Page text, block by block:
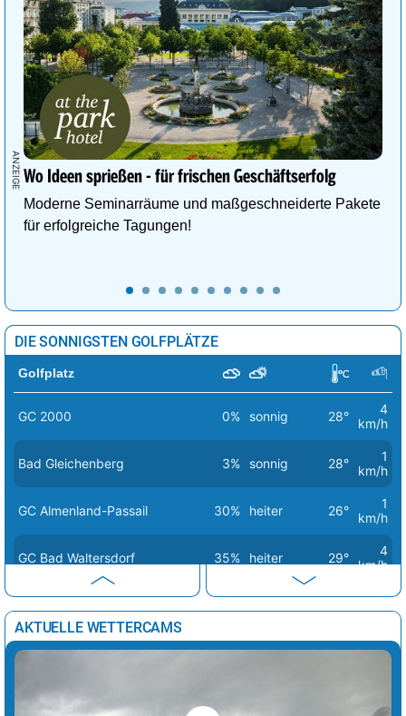
Wo Ideen sprießen - für frischen Geschäftserfolg
Moderne Seminarräume und maßgeschneiderte Pakete
für erfolgreiche Tagungen!
DIE SONNIGSTEN GOLFPLÄTZE
Golfplatz
GC 2000 0% sonnig 28°
4
km/h
Bad Gleichenberg 3% sonnig 28°
1
km/h
GC Almenland-Passail 30% heiter 26°
1
km/h
GC Bad Waltersdorf 35% heiter 29°
4
km/h
5
km/h
GC Gut Freiberg 35% heiter 28°
2
GC Gut Murstätten
km/h
AKTUELLE WETTERCAMS